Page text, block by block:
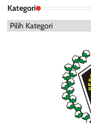
Kategori
Kategori